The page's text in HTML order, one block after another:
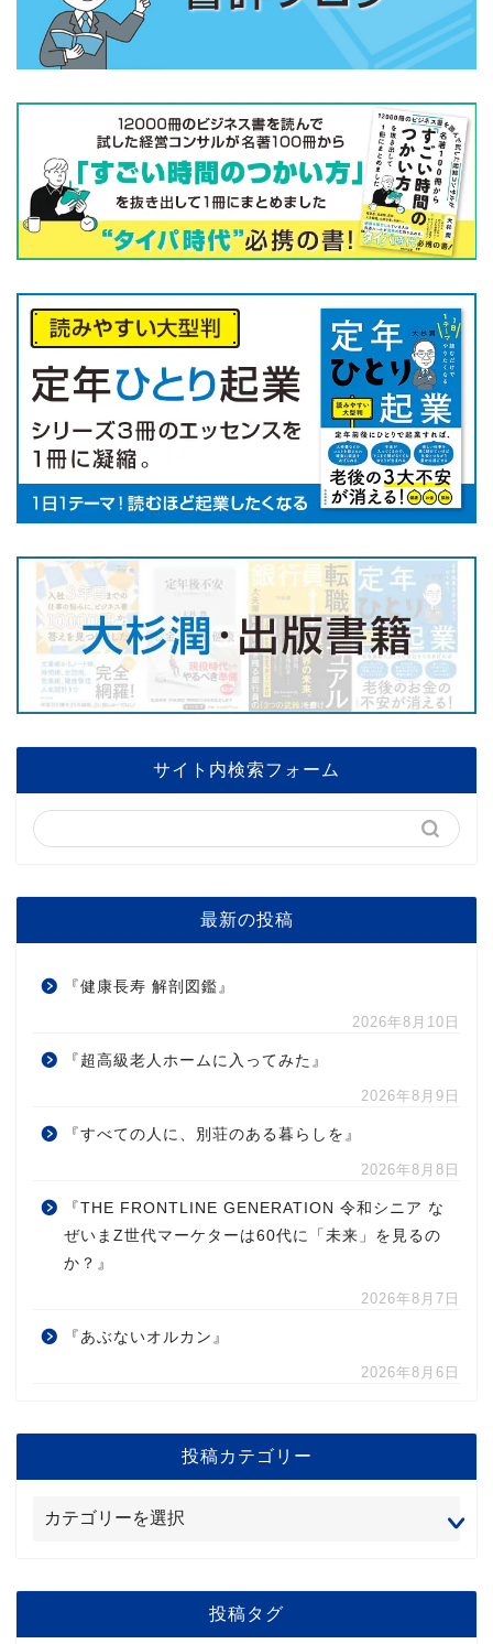
サイト内検索フォーム
最新の投稿
『健康長寿 解剖図鑑』
2026年8月10日
『超高級老人ホームに入ってみた』
2026年8月9日
『すべての人に、別荘のある暮らしを』
2026年8月8日
『THE FRONTLINE GENERATION 令和シニア な
ぜいまZ世代マーケターは60代に「未来」を見るの
か？』
2026年8月7日
『あぶないオルカン』
2026年8月6日
投稿カテゴリー
投稿タグ